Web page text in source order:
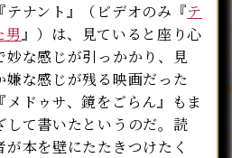
ナント』（ビデオのみ『テ
男』）は、見ていると座り心
妙な感じが引っかかり、見
嫌な感じが残る映画だった
メドゥサ、鏡をごらん』もま
して書いたというのだ。読
本を壁にたたきつけたく